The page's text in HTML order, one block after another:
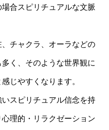
合スピリチュアルな文脈
チャクラ、オーラなどの
く、そのような世界観に
じやすくなります。
スピリチュアル信念を持
理的・リラクゼーション